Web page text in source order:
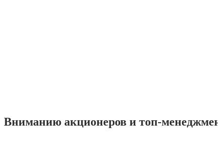
Вниманию акционеров и топ-